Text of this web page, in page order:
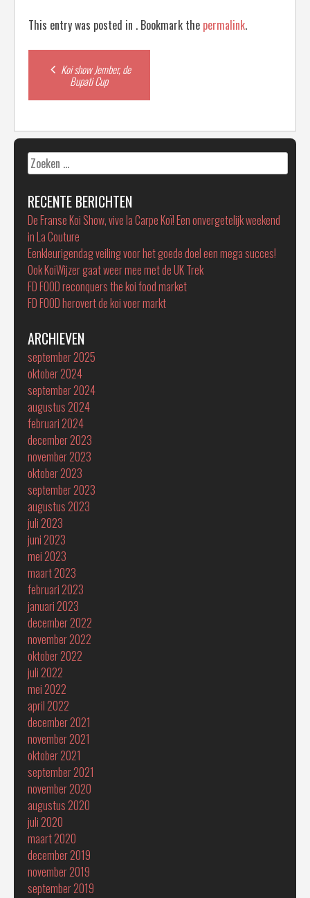
This entry was posted in . Bookmark the permalink.
Post
navigation
Koi show Jember, de
Bupati Cup
Zoeken
naar:
RECENTE BERICHTEN
De Franse Koi Show, vive la Carpe Koï! Een onvergetelijk weekend
in La Couture
Eenkleurigendag veiling voor het goede doel een mega succes!
Ook KoiWijzer gaat weer mee met de UK Trek
FD FOOD reconquers the koi food market
FD FOOD herovert de koi voer markt
ARCHIEVEN
september 2025
oktober 2024
september 2024
augustus 2024
februari 2024
december 2023
november 2023
oktober 2023
september 2023
augustus 2023
juli 2023
juni 2023
mei 2023
maart 2023
februari 2023
januari 2023
december 2022
november 2022
oktober 2022
juli 2022
mei 2022
april 2022
december 2021
november 2021
oktober 2021
september 2021
november 2020
augustus 2020
juli 2020
maart 2020
december 2019
november 2019
september 2019